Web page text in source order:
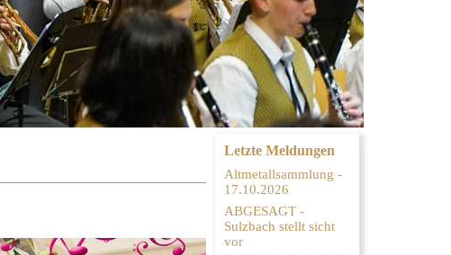
Letzte Meldungen
Altmetallsammlung -
17.10.2026
ABGESAGT -
Sulzbach stellt sicht
vor